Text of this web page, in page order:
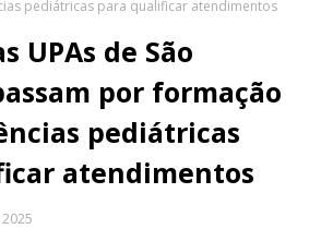
pediátricas para qualificar atendimentos
UPAs de São
por formação
pediátricas
atendimentos